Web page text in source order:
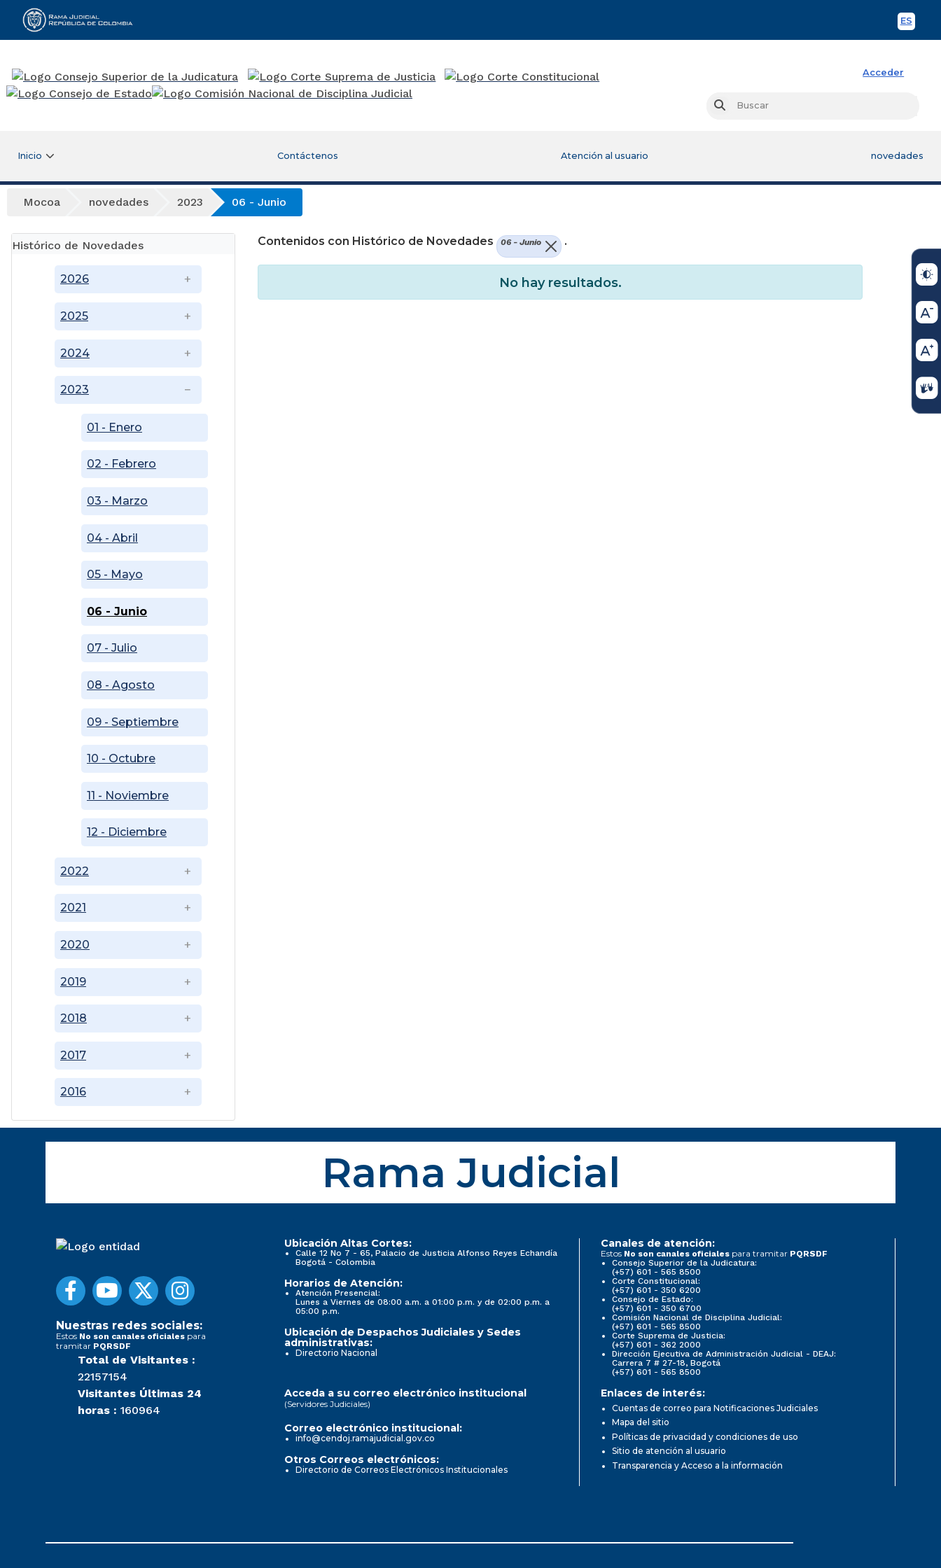
ES
Rama Judicial
Acceder
Buscar
Inicio Contáctenos Atención al usuario novedades
Mocoa novedades 2023 06 - Junio
Histórico de Novedades
2016
2017
2018
2019
2020
2021
2022
2023
01 - Enero
02 - Febrero
03 - Marzo
04 - Abril
05 - Mayo
06 - Junio
07 - Julio
08 - Agosto
09 - Septiembre
10 - Octubre
11 - Noviembre
12 - Diciembre
2024
2025
2026
Contenidos con Histórico de Novedades 06 - Junio .
No hay resultados.
Rama Judicial
Nuestras redes sociales:
Estos No son canales oficiales para
tramitar PQRSDF
Total de Visitantes :
22157154
Visitantes Últimas 24
horas : 160964
Ubicación Altas Cortes:
Calle 12 No 7 - 65, Palacio de Justicia Alfonso Reyes Echandía
Bogotá - Colombia
Horarios de Atención:
Atención Presencial:
Lunes a Viernes de 08:00 a.m. a 01:00 p.m. y de 02:00 p.m. a
05:00 p.m.
Ubicación de Despachos Judiciales y Sedes
administrativas:
Directorio Nacional
Canales de atención:
Estos No son canales oficiales para tramitar PQRSDF
Consejo Superior de la Judicatura:
(+57) 601 - 565 8500
Corte Constitucional:
(+57) 601 - 350 6200
Consejo de Estado:
(+57) 601 - 350 6700
Comisión Nacional de Disciplina Judicial:
(+57) 601 - 565 8500
Corte Suprema de Justicia:
(+57) 601 - 362 2000
Dirección Ejecutiva de Administración Judicial - DEAJ:
Carrera 7 # 27-18, Bogotá
(+57) 601 - 565 8500
Acceda a su correo electrónico institucional
(Servidores Judiciales)
Correo electrónico institucional:
info@cendoj.ramajudicial.gov.co
Otros Correos electrónicos:
Directorio de Correos Electrónicos Institucionales
Enlaces de interés:
Cuentas de correo para Notificaciones Judiciales
Mapa del sitio
Políticas de privacidad y condiciones de uso
Sitio de atención al usuario
Transparencia y Acceso a la información